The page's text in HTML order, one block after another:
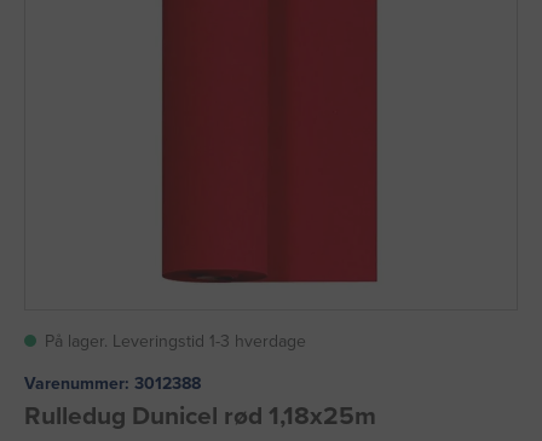
På lager. Leveringstid 1-3 hverdage
Varenummer: 3012388
Rulledug Dunicel rød 1,18x25m